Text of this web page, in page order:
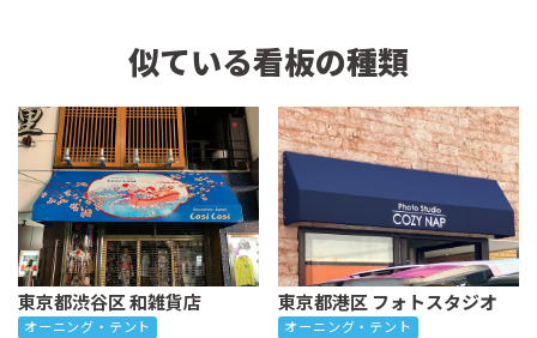
似ている看板の種類
東京都渋谷区 和雑貨店
オーニング・テント
東京都港区 フォトスタジオ
オーニング・テント